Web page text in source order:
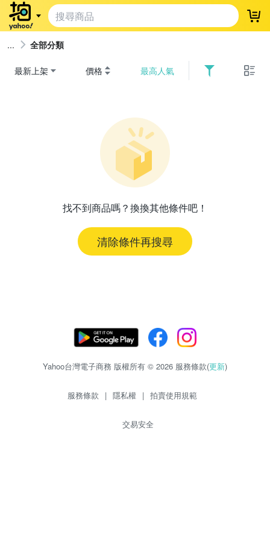
登
全部分類
最新上架 價格 最高人氣
找不到商品嗎？換換其他條件吧！
清除條件再搜尋
Yahoo台灣電子商務 版權所有 © 2026 服務條款(更新)
服務條款 | 隱私權 | 拍賣使用規範
交易安全